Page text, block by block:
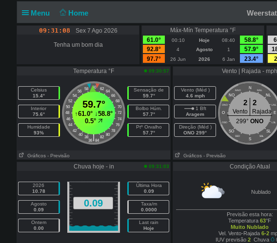
Menu Home
09:31:08 Sex 7 Ago 2026
Tenha um bom dia
Máx-Mín Temperatura °F
61.0°
00:10 Hoje 08:40
58.8°
92.8°
4 Agosto 1
57.9°
97.7°
26 Jun 2026 6 Jan 23.4°
Temperatura °F 09:30:57
Celsius
15.4°
Interior
75.6°
Humidade
93%
60
58 62
56
64
54
66
52
68
50
70
48
72
46
74
44
76
42
78
40
80
38 82
|
36 84
59.7°
↑61.0° ↓58.8°
0.5°
Sensação de
59.7°
Bolbo Húm.
57.7°
Ptº Orvalho
57.7°
Gráficos - Previsão
Vento | Rajada - mph
Vento (Méd )
4.6 mph
1 Bft
Aragem
Direção (Méd )
ONO 299°
N
NNO NNL
NO NL
ONO LNL
O E
OSO LSL
SO SL
SSO SSL
S
2 2
Vento
Rajada
299° ONO
Gráficos - Previsão
Chuva hoje - in 09:31:03
2026
10.78
Agosto
0.09
Ontem
0.00
0.09
Última Hora
0.09
Taxa/m
0.0000
Last rain
Hoje
Condição Atual
Nublado
Previsão esta hora:
Temperatura 63°F
Muito Nublado
Vel. Vento-Rajada 6-2
IUV previsão 2 Chuva